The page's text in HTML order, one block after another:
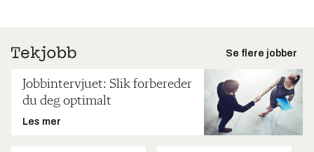
Se flere jobber
Jobbintervjuet: Slik forbereder
du deg optimalt
Les mer